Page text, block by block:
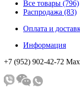
Все товары (796)
Распродажа (83)
Оплата и
Информация
+7 (952) 902-42-72